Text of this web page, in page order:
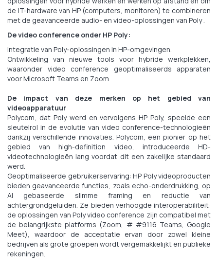
de IT-hardware van HP (computers, monitoren) te combineren
met de geavanceerde audio- en video-oplossingen van Poly .
De video conference onder HP Poly:
Integratie van Poly-oplossingen in HP-omgevingen.
Ontwikkeling van nieuwe tools voor hybride werkplekken,
waaronder video conference geoptimaliseerds apparaten
voor Microsoft Teams en Zoom.
De impact van deze merken op het gebied van
videoapparatuur
Polycom, dat Poly werd en vervolgens HP Poly, speelde een
sleutelrol in de evolutie van video conference-technologieën
dankzij verschillende innovaties. Polycom, een pionier op het
gebied van high-definition video, introduceerde HD-
videotechnologieën lang voordat dit een zakelijke standaard
werd.
Geoptimaliseerde gebruikerservaring: HP Poly videoproducten
bieden geavanceerde functies, zoals echo-onderdrukking, op
AI gebaseerde slimme framing en reductie van
achtergrondgeluiden. Ze bieden verhoogde interoperabiliteit:
de oplossingen van Poly video conference zijn compatibel met
de belangrijkste platforms (Zoom, # #9116 Teams, Google
Meet), waardoor de acceptatie ervan door zowel kleine
bedrijven als grote groepen wordt vergemakkelijkt en publieke
rekeningen.